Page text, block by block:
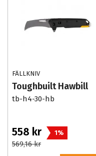
FÄLLKNIV
Toughbuilt Hawbill
tb-h4-30-hb
558 kr 1%
569,16 kr